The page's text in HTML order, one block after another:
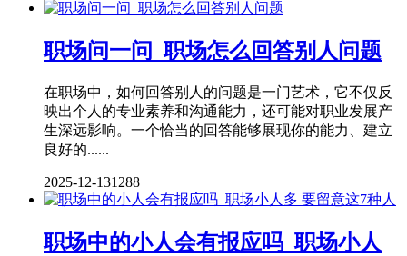
职场问一问_职场怎么回答别人问题
在职场中，如何回答别人的问题是一门艺术，它不仅反
映出个人的专业素养和沟通能力，还可能对职业发展产
生深远影响。一个恰当的回答能够展现你的能力、建立
良好的......
2025-12-131288
职场中的小人会有报应吗_职场小人